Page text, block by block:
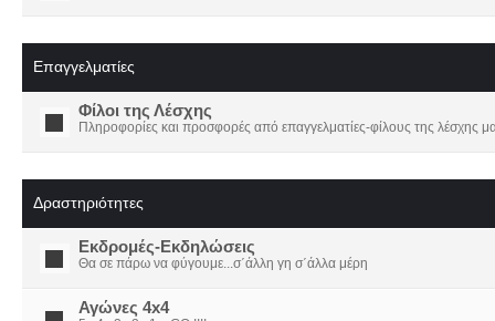
Επαγγελματίες
Φίλοι της Λέσχης
Πληροφορίες και προσφορές από επαγγελματίες-φίλους της λέσχης
Δραστηριότητες
Εκδρομές-Εκδηλώσεις
Θα σε πάρω να φύγουμε...σ΄άλλη γη σ΄άλλα μέρη
Αγώνες 4x4